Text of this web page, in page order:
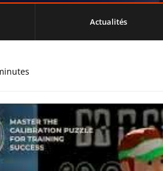
Actualités